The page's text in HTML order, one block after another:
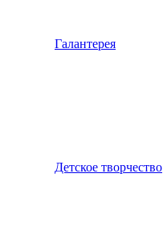
Галантерея
Детское творчество